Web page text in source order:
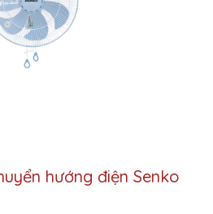
hướng điện Senko